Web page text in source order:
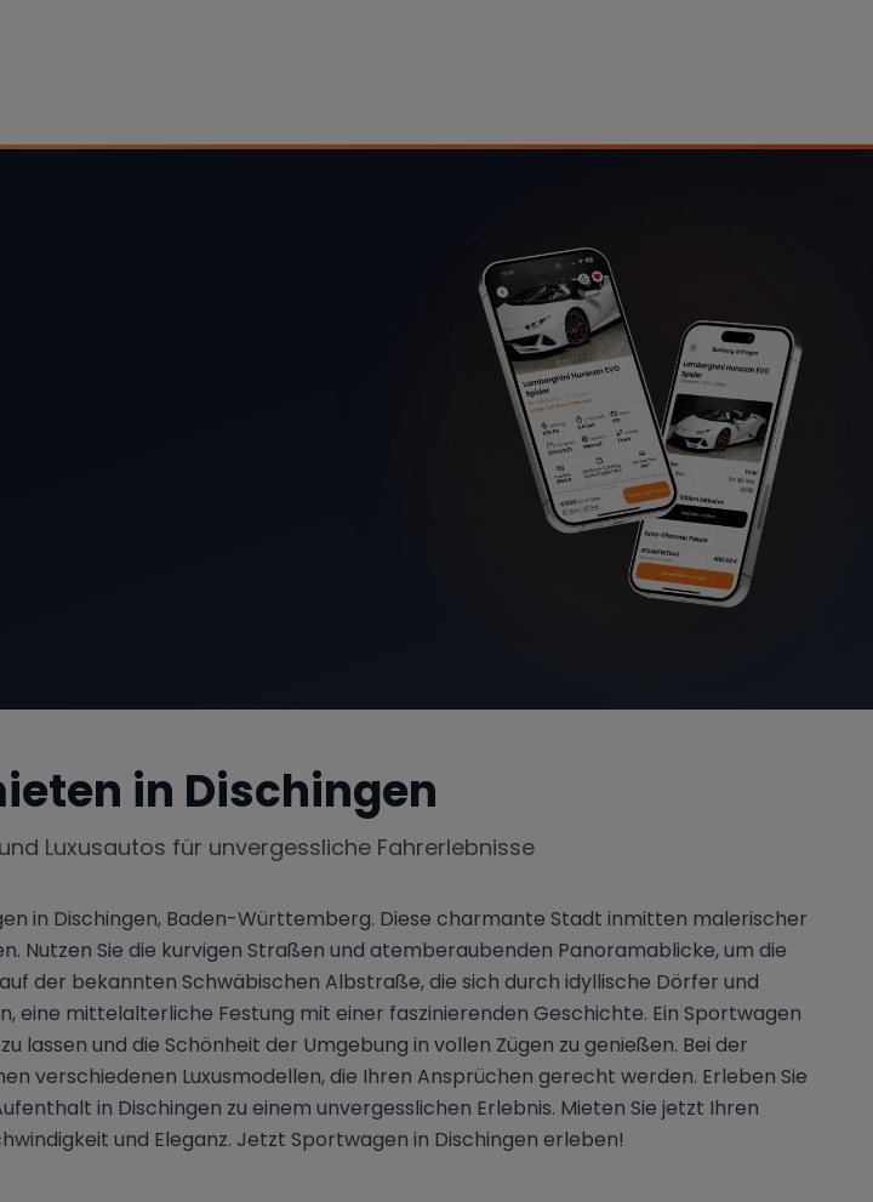
in Dischingen
Luxusautos für unvergessliche Fahrerlebnisse
in Dischingen, Baden-Württemberg. Diese charmante Stadt inmitten malerischer
Nutzen Sie die kurvigen Straßen und atemberaubenden Panoramablicke, um die
der bekannten Schwäbischen Albstraße, die sich durch idyllische Dörfer und
eine mittelalterliche Festung mit einer faszinierenden Geschichte. Ein Sportwagen
lassen und die Schönheit der Umgebung in vollen Zügen zu genießen. Bei der
verschiedenen Luxusmodellen, die Ihren Ansprüchen gerecht werden. Erleben Sie
in Dischingen zu einem unvergesslichen Erlebnis. Mieten Sie jetzt Ihren
und Eleganz. Jetzt Sportwagen in Dischingen erleben!